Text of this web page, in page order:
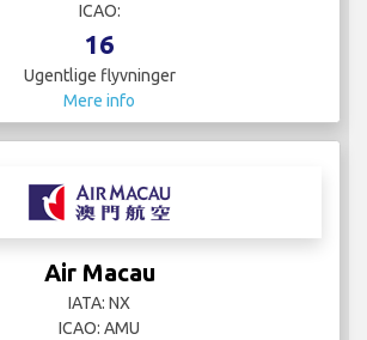
ICAO:
16
Ugentlige flyvninger
Mere info
Air Macau
IATA: NX
ICAO: AMU